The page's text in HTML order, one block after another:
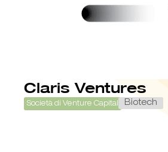
Claris Ventures
Società di Venture Capital Biotech